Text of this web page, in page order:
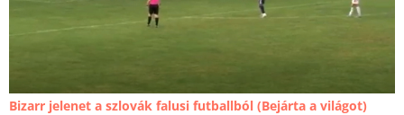
Bizarr jelenet a szlovák falusi futballból (Bejárta a világot)